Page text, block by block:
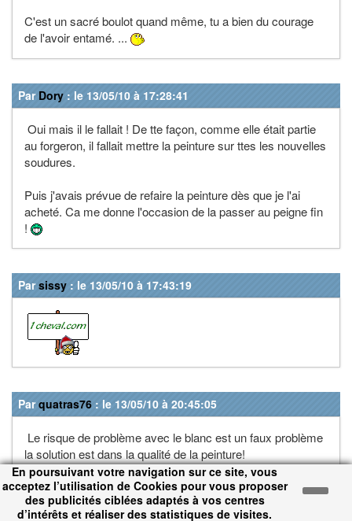
C'est un sacré boulot quand même, tu a bien du courage
de l'avoir entamé. ...
Par Dory : le 13/05/10 à 17:28:41
Oui mais il le fallait ! De tte façon, comme elle était partie
au forgeron, il fallait mettre la peinture sur ttes les nouvelles
soudures.
Puis j'avais prévue de refaire la peinture dès que je l'ai
acheté. Ca me donne l'occasion de la passer au peigne fin
!
Parsissy : le 13/05/10 à 17:43:19
Parquatras76 : le 13/05/10 à 20:45:05
Le risque de problème avec le blanc est un faux problème
la solution est dans la qualité de la peinture!
J'avais repeind ma wagonnette avec des roues blanches et
n'ai jamais eu de pb de salissure. J'avais mis une laque
En poursuivant votre navigation sur ce site, vous
acceptez l’utilisation de Cookies pour vous proposer
des publicités ciblées adaptés à vos centres
d’intérêts et réaliser des statistiques de visites.